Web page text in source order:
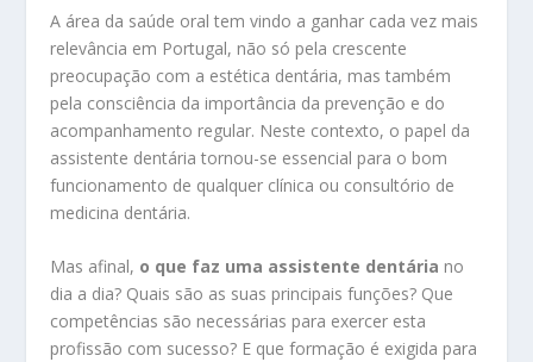
A área da saúde oral tem vindo a ganhar cada vez mais
relevância em Portugal, não só pela crescente
preocupação com a estética dentária, mas também
pela consciência da importância da prevenção e do
acompanhamento regular. Neste contexto, o papel da
assistente dentária tornou-se essencial para o bom
funcionamento de qualquer clínica ou consultório de
medicina dentária.
Mas afinal, o que faz uma assistente dentária no
dia a dia? Quais são as suas principais funções? Que
competências são necessárias para exercer esta
profissão com sucesso? E que formação é exigida para